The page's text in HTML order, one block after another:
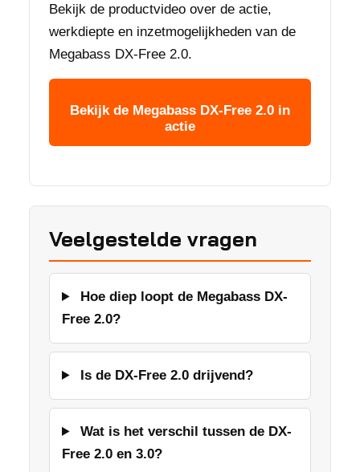
Bekijk de productvideo over de actie,
werkdiepte en inzetmogelijkheden van de
Megabass DX-Free 2.0.
Bekijk de Megabass DX-Free 2.0 in
actie
Veelgestelde vragen
Hoe diep loopt de Megabass DX-
Free 2.0?
Is de DX-Free 2.0 drijvend?
Wat is het verschil tussen de DX-
Free 2.0 en 3.0?